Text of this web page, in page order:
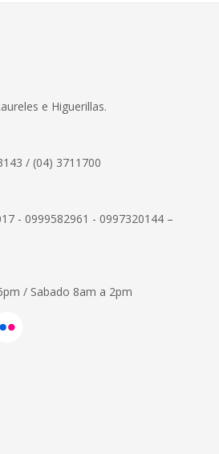
e Higuerillas.
/ (04) 3711700
- 0999582961 - 0997320144 –
/ Sabado 8am a 2pm